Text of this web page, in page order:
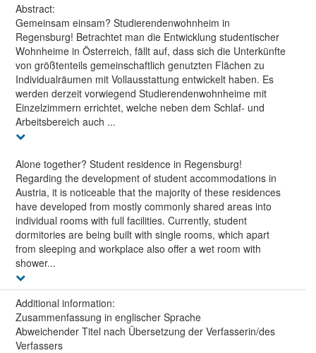
Abstract:
Gemeinsam einsam? Studierendenwohnheim in
Regensburg! Betrachtet man die Entwicklung studentischer
Wohnheime in Österreich, fällt auf, dass sich die Unterkünfte
von größtenteils gemeinschaftlich genutzten Flächen zu
Individualräumen mit Vollausstattung entwickelt haben. Es
werden derzeit vorwiegend Studierendenwohnheime mit
Einzelzimmern errichtet, welche neben dem Schlaf- und
Arbeitsbereich auch ...
Alone together? Student residence in Regensburg!
Regarding the development of student accommodations in
Austria, it is noticeable that the majority of these residences
have developed from mostly commonly shared areas into
individual rooms with full facilities. Currently, student
dormitories are being built with single rooms, which apart
from sleeping and workplace also offer a wet room with
shower...
Additional information:
Zusammenfassung in englischer Sprache
Abweichender Titel nach Übersetzung der Verfasserin/des
Verfassers